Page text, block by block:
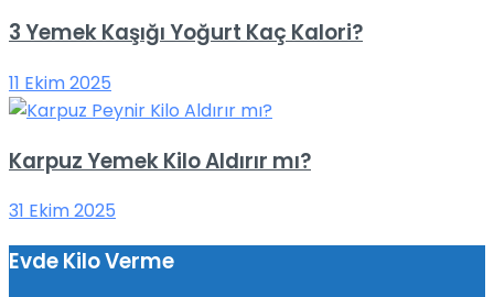
3 Yemek Kaşığı Yoğurt Kaç Kalori?
11 Ekim 2025
Karpuz Yemek Kilo Aldırır mı?
31 Ekim 2025
Evde Kilo Verme